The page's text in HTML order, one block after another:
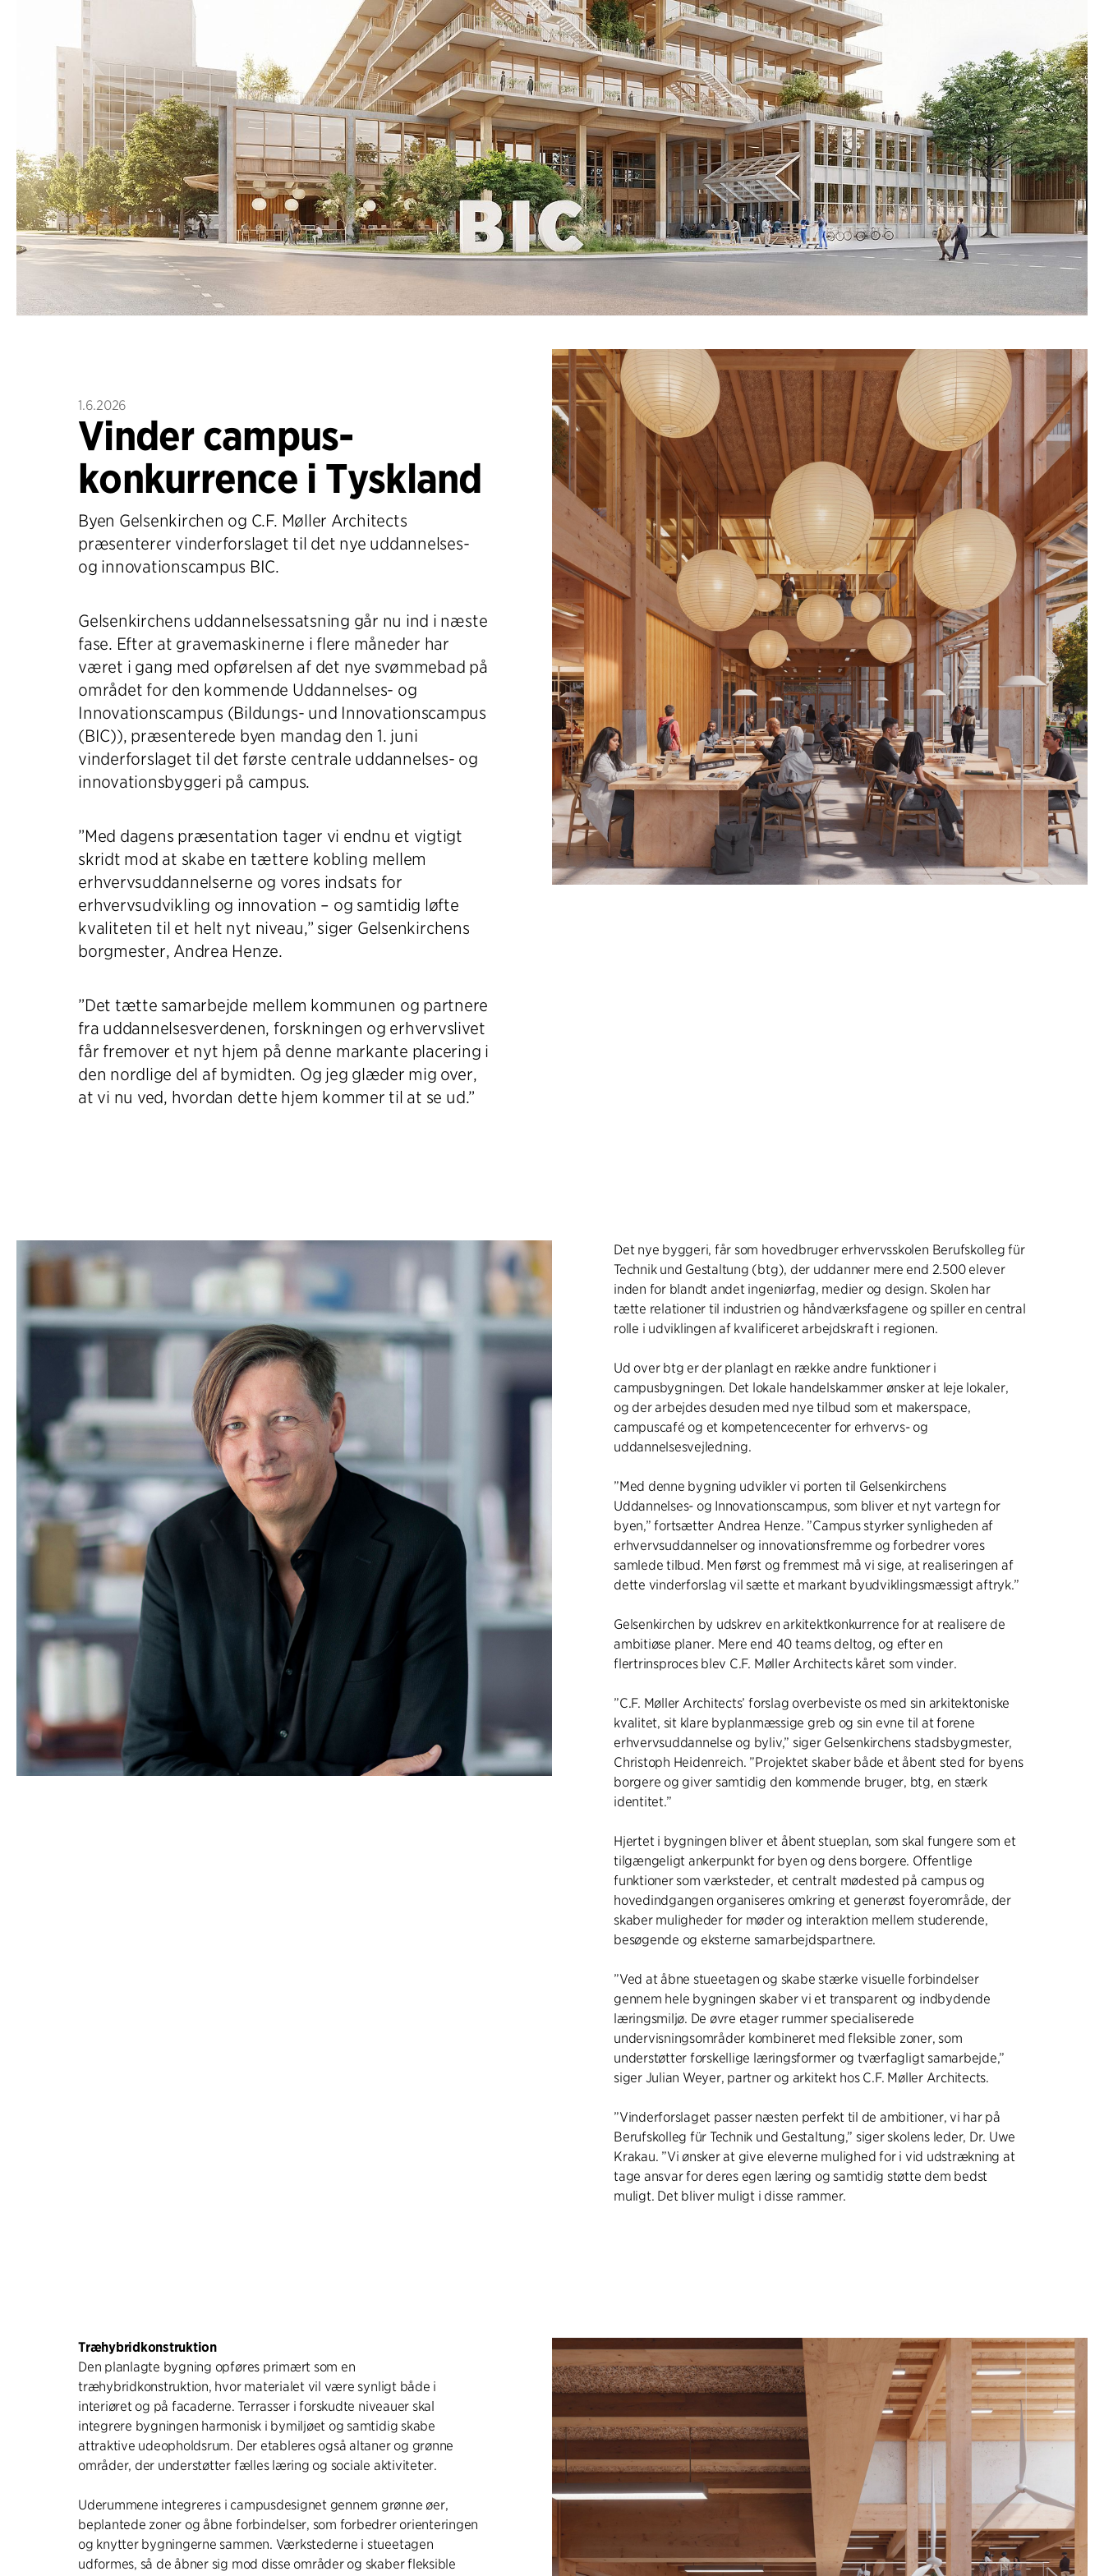
1.6.2026
Vinder campus-
konkurrence i Tyskland
Byen Gelsenkirchen og C.F. Møller Architects
præsenterer vinderforslaget til det nye uddannelses-
og innovationscampus BIC.
Gelsenkirchens uddannelsessatsning går nu ind i næste
fase. Efter at gravemaskinerne i flere måneder har
været i gang med opførelsen af det nye svømmebad på
området for den kommende Uddannelses- og
Innovationscampus (Bildungs- und Innovationscampus
(BIC)), præsenterede byen mandag den 1. juni
vinderforslaget til det første centrale uddannelses- og
innovationsbyggeri på campus.
”Med dagens præsentation tager vi endnu et vigtigt
skridt mod at skabe en tættere kobling mellem
erhvervsuddannelserne og vores indsats for
erhvervsudvikling og innovation – og samtidig løfte
kvaliteten til et helt nyt niveau,” siger Gelsenkirchens
borgmester, Andrea Henze.
”Det tætte samarbejde mellem kommunen og partnere
fra uddannelsesverdenen, forskningen og erhvervslivet
får fremover et nyt hjem på denne markante placering i
den nordlige del af bymidten. Og jeg glæder mig over,
at vi nu ved, hvordan dette hjem kommer til at se ud.”
Det nye byggeri, får som hovedbruger erhvervsskolen Berufskolleg für
Technik und Gestaltung (btg), der uddanner mere end 2.500 elever
inden for blandt andet ingeniørfag, medier og design. Skolen har
tætte relationer til industrien og håndværksfagene og spiller en central
rolle i udviklingen af kvalificeret arbejdskraft i regionen.
Ud over btg er der planlagt en række andre funktioner i
campusbygningen. Det lokale handelskammer ønsker at leje lokaler,
og der arbejdes desuden med nye tilbud som et makerspace,
campuscafé og et kompetencecenter for erhvervs- og
uddannelsesvejledning.
”Med denne bygning udvikler vi porten til Gelsenkirchens
Uddannelses- og Innovationscampus, som bliver et nyt vartegn for
byen,” fortsætter Andrea Henze. ”Campus styrker synligheden af
erhvervsuddannelser og innovationsfremme og forbedrer vores
samlede tilbud. Men først og fremmest må vi sige, at realiseringen af
dette vinderforslag vil sætte et markant byudviklingsmæssigt aftryk.”
Gelsenkirchen by udskrev en arkitektkonkurrence for at realisere de
ambitiøse planer. Mere end 40 teams deltog, og efter en
flertrinsproces blev C.F. Møller Architects kåret som vinder.
”C.F. Møller Architects’ forslag overbeviste os med sin arkitektoniske
kvalitet, sit klare byplanmæssige greb og sin evne til at forene
erhvervsuddannelse og byliv,” siger Gelsenkirchens stadsbygmester,
Christoph Heidenreich. ”Projektet skaber både et åbent sted for byens
borgere og giver samtidig den kommende bruger, btg, en stærk
identitet.”
Hjertet i bygningen bliver et åbent stueplan, som skal fungere som et
tilgængeligt ankerpunkt for byen og dens borgere. Offentlige
funktioner som værksteder, et centralt mødested på campus og
hovedindgangen organiseres omkring et generøst foyerområde, der
skaber muligheder for møder og interaktion mellem studerende,
besøgende og eksterne samarbejdspartnere.
”Ved at åbne stueetagen og skabe stærke visuelle forbindelser
gennem hele bygningen skaber vi et transparent og indbydende
læringsmiljø. De øvre etager rummer specialiserede
undervisningsområder kombineret med fleksible zoner, som
understøtter forskellige læringsformer og tværfagligt samarbejde,”
siger Julian Weyer, partner og arkitekt hos C.F. Møller Architects.
”Vinderforslaget passer næsten perfekt til de ambitioner, vi har på
Berufskolleg für Technik und Gestaltung,” siger skolens leder, Dr. Uwe
Krakau. ”Vi ønsker at give eleverne mulighed for i vid udstrækning at
tage ansvar for deres egen læring og samtidig støtte dem bedst
muligt. Det bliver muligt i disse rammer.
Træhybridkonstruktion
Den planlagte bygning opføres primært som en
træhybridkonstruktion, hvor materialet vil være synligt både i
interiøret og på facaderne. Terrasser i forskudte niveauer skal
integrere bygningen harmonisk i bymiljøet og samtidig skabe
attraktive udeopholdsrum. Der etableres også altaner og grønne
områder, der understøtter fælles læring og sociale aktiviteter.
Uderummene integreres i campusdesignet gennem grønne øer,
beplantede zoner og åbne forbindelser, som forbedrer orienteringen
og knytter bygningerne sammen. Værkstederne i stueetagen
udformes, så de åbner sig mod disse områder og skaber fleksible